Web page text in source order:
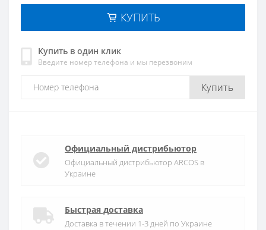
КУПИТЬ
Купить в один клик
Введите номер телефона и мы перезвоним
Купить
Официальный дистрибьютор
Официальный дистрибьютор ARCOS в
Украине
Быстрая доставка
Доставка в течении 1-3 дней по Украине